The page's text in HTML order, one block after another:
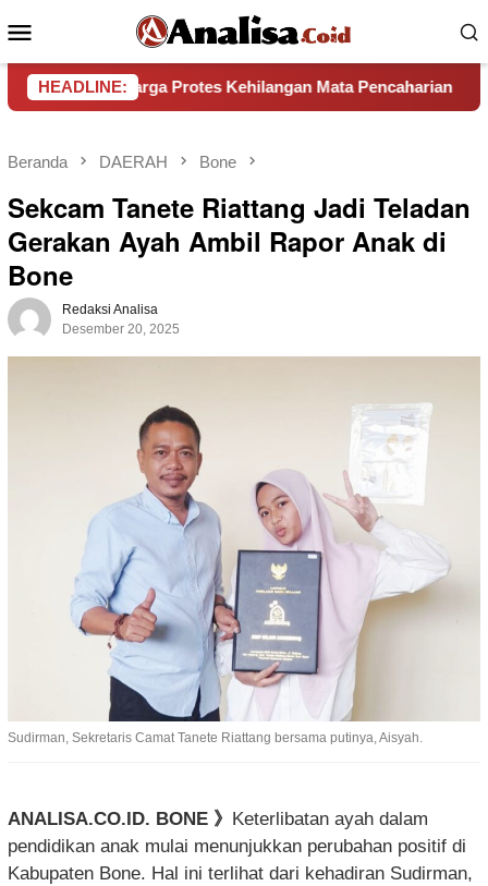
ke
kontenMobile
HEADLINE:
Warga Protes Kehilangan Mata Pencaharian Pemkab
Beranda DAERAH Bone
Sekcam Tanete Riattang Jadi Teladan
Gerakan Ayah Ambil Rapor Anak di
Bone
Redaksi Analisa
Desember 20, 2025
Sudirman, Sekretaris Camat Tanete Riattang bersama putinya, Aisyah.
ANALISA.CO.ID. BONE 》 Keterlibatan ayah dalam
pendidikan anak mulai menunjukkan perubahan positif di
Kabupaten Bone. Hal ini terlihat dari kehadiran Sudirman,